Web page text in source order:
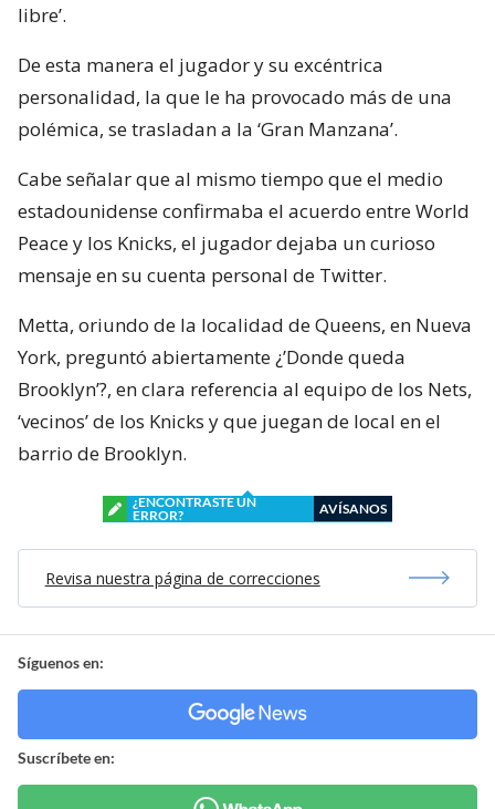
libre’.
De esta manera el jugador y su excéntrica
personalidad, la que le ha provocado más de una
polémica, se trasladan a la ‘Gran Manzana’.
Cabe señalar que al mismo tiempo que el medio
estadounidense confirmaba el acuerdo entre World
Peace y los Knicks, el jugador dejaba un curioso
mensaje en su cuenta personal de Twitter.
Metta, oriundo de la localidad de Queens, en Nueva
York, preguntó abiertamente ¿’Donde queda
Brooklyn’?, en clara referencia al equipo de los Nets,
‘vecinos’ de los Knicks y que juegan de local en el
barrio de Brooklyn.
¿ENCONTRASTE UN
ERROR?
AVÍSANOS
Revisa nuestra página de correcciones
Síguenos en:
Suscríbete en: